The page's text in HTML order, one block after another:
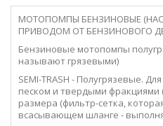
МОТОПОМПЫ БЕНЗИНОВЫЕ
ПРИВОДОМ ОТ БЕНЗИНОВОГО
Бензиновые мотопомпы
называют грязевыми)
SEMI-TRASH - Полугрязевые.
песком и твердыми фракциями
размера (фильтр-сетка,
всасывающем шланге -